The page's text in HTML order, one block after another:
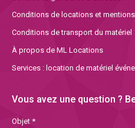
Conditions de locations et
Conditions de transport du matériel
À propos de ML Locations
Services : location de matériel
Vous avez une question ?
Objet *